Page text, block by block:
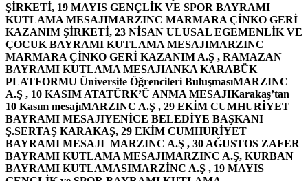
ŞİRKETİ, 19 MAYIS GENÇLİK VE SPOR BAYRAMI
KUTLAMA MESAJIMARZINC MARMARA ÇİNKO GERİ
KAZANIM ŞİRKETİ, 23 NİSAN ULUSAL EGEMENLİK VE
ÇOCUK BAYRAMI KUTLAMA MESAJIMARZINC
MARMARA ÇİNKO GERİ KAZANIM A.Ş , RAMAZAN
BAYRAMI KUTLAMA MESAJIANKA KARABÜK
PLATFORMU Üniversite Öğrencileri BuluşmasıMARZINC
A.Ş , 10 KASIM ATATÜRK’Ü ANMA MESAJIKarakaş’tan
10 Kasım mesajıMARZINC A.Ş , 29 EKİM CUMHURİYET
BAYRAMI MESAJIYENİCE BELEDİYE BAŞKANI
Ş.SERTAŞ KARAKAŞ, 29 EKİM CUMHURİYET
BAYRAMI MESAJI MARZINC A.Ş , 30 AĞUSTOS ZAFER
BAYRAMI KUTLAMA MESAJIMARZINC A.Ş, KURBAN
BAYRAMI KUTLAMASIMARZİNC A.Ş , 19 MAYIS